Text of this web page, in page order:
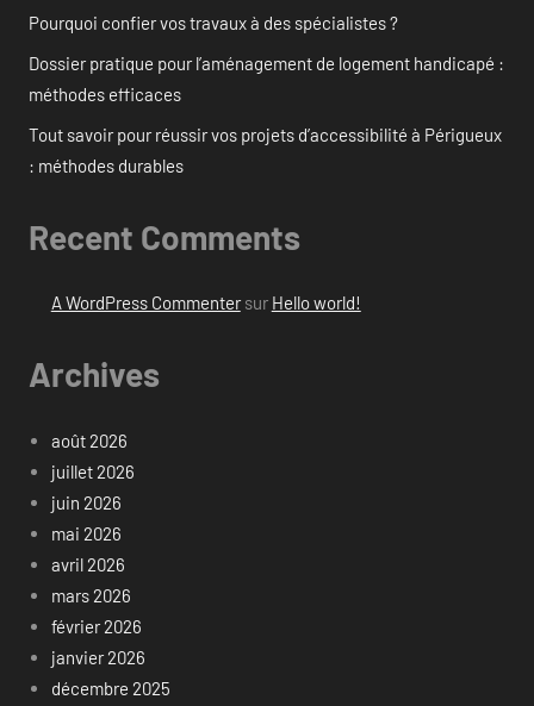
Pourquoi confier vos travaux à des spécialistes ?
Dossier pratique pour l’aménagement de logement handicapé :
méthodes efficaces
Tout savoir pour réussir vos projets d’accessibilité à Périgueux
: méthodes durables
Recent Comments
A WordPress Commentersur Hello world!
Archives
août 2026
juillet 2026
juin 2026
mai 2026
avril 2026
mars 2026
février 2026
janvier 2026
décembre 2025